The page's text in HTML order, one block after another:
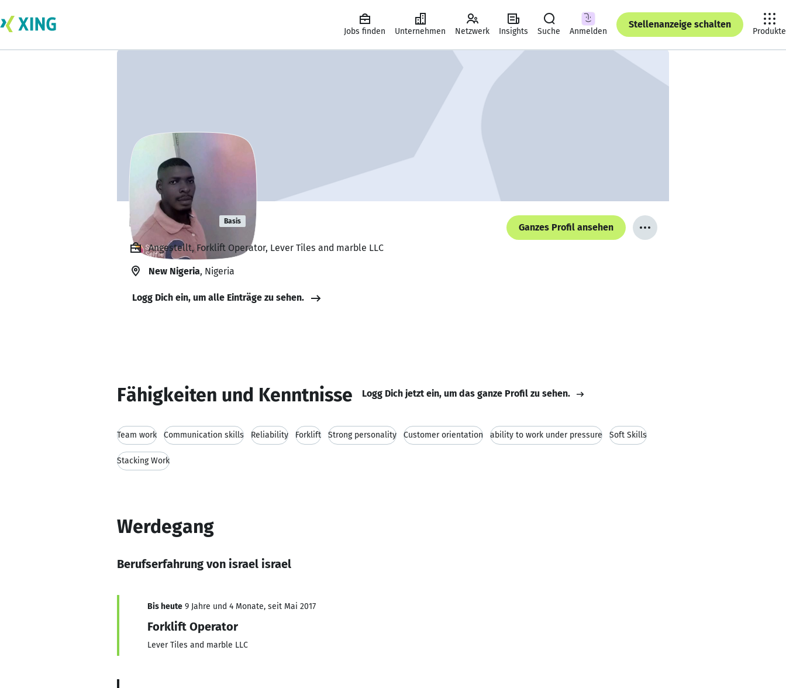
Jobs finden Unternehmen Netzwerk Insights Suche Anmelden
Stellenanzeige schalten
Produkte
israel israel Basis
Ganzes Profil ansehen
Angestellt, Forklift Operator, Lever Tiles and marble LLC
New Nigeria, Nigeria
Logg Dich ein, um alle Einträge zu sehen.
Fähigkeiten und Kenntnisse Logg Dich jetzt ein, um das ganze Profil zu sehen.
Team work Communication skills Reliability Forklift Strong personality Customer orientation ability to work under pressure Soft Skills
Stacking Work
Werdegang
Berufserfahrung von israel israel
Bis heute 9 Jahre und 4 Monate, seit Mai 2017
Forklift Operator
Lever Tiles and marble LLC